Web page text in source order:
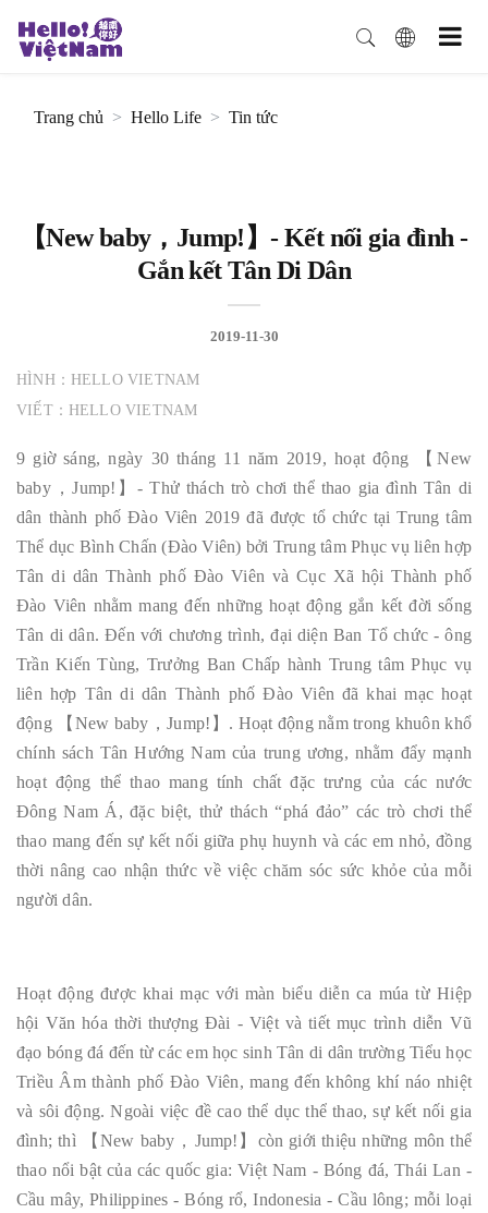
Trang chủ Hello Life Tin tức
【New baby，Jump!】- Kết nối gia đình -
Gắn kết Tân Di Dân
2019-11-30
HÌNH：HELLO VIETNAM
VIẾT：HELLO VIETNAM
9 giờ sáng, ngày 30 tháng 11 năm 2019, hoạt động 【New
baby，Jump!】- Thử thách trò chơi thể thao gia đình Tân di
dân thành phố Đào Viên 2019 đã được tổ chức tại Trung tâm
Thể dục Bình Chấn (Đào Viên) bởi Trung tâm Phục vụ liên hợp
Tân di dân Thành phố Đào Viên và Cục Xã hội Thành phố
Đào Viên nhằm mang đến những hoạt động gắn kết đời sống
Tân di dân. Đến với chương trình, đại diện Ban Tổ chức - ông
Trần Kiến Tùng, Trưởng Ban Chấp hành Trung tâm Phục vụ
liên hợp Tân di dân Thành phố Đào Viên đã khai mạc hoạt
động 【New baby，Jump!】. Hoạt động nằm trong khuôn khổ
chính sách Tân Hướng Nam của trung ương, nhằm đẩy mạnh
hoạt động thể thao mang tính chất đặc trưng của các nước
Đông Nam Á, đặc biệt, thử thách “phá đảo” các trò chơi thể
thao mang đến sự kết nối giữa phụ huynh và các em nhỏ, đồng
thời nâng cao nhận thức về việc chăm sóc sức khỏe của mỗi
người dân.
Hoạt động được khai mạc với màn biểu diễn ca múa từ Hiệp
hội Văn hóa thời thượng Đài - Việt và tiết mục trình diễn Vũ
đạo bóng đá đến từ các em học sinh Tân di dân trường Tiểu học
Triều Âm thành phố Đào Viên, mang đến không khí náo nhiệt
và sôi động. Ngoài việc đề cao thể dục thể thao, sự kết nối gia
đình; thì 【New baby，Jump!】còn giới thiệu những môn thể
thao nổi bật của các quốc gia: Việt Nam - Bóng đá, Thái Lan -
Cầu mây, Philippines - Bóng rổ, Indonesia - Cầu lông; mỗi loại